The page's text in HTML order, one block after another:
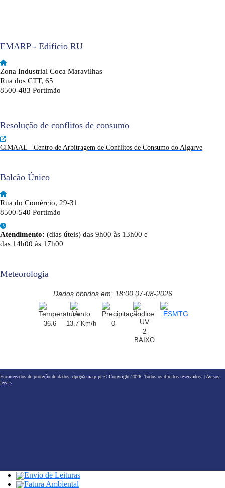
EMARP - Edifício RU
Zona Industrial Coca Maravilhas
Rua dos CTT, 65
8500-483 Portimão
Resolução de conflitos de consumo
CIMAAL - Centro de Arbitragem de Conflitos de Consumo do Algarve
Balcão Único
Rua do Comércio, 29-31
8500-540 Portimão
Atendimento: (dias úteis) das 9h00 às 13h00 e
das 14h00 às 17h00
Meteorologia
Dados obtidos em: 18:00 07-08-2026
36.6 13.7 Km/h
0
2
BAIXO
Encarregados de proteção de dados: dpo@emarp.pt © Copyright 2026. Todos os direitos reservados. | Avisos
legais
Envio de Leituras
Fatura Ambiental